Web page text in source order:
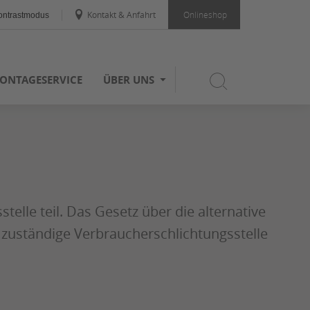
Kontakt & Anfahrt Onlineshop
ÜBER UNS
teil. Das Gesetz über die alternative
Verbraucherschlichtungsstelle